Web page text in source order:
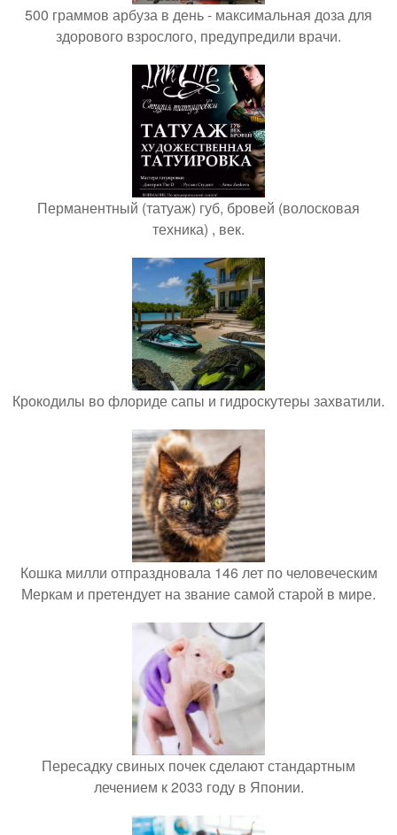
500 граммов арбуза в день - максимальная доза для
здорового взрослого, предупредили врачи.
Перманентный (татуаж) губ, бровей (волосковая
техника) , век.
Крокодилы во флориде сапы и гидроскутеры захватили.
Кошка милли отпраздновала 146 лет по человеческим
Меркам и претендует на звание самой старой в мире.
Пересадку свиных почек сделают стандартным
лечением к 2033 году в Японии.